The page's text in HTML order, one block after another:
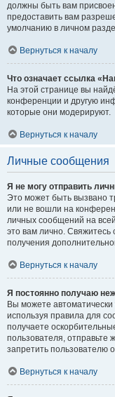
должны быть вам
предоставить вам
умолчанию в личном
Вернуться к началу
Что означает ссылка
На этой странице вы
конференции и другую
которые они модерируют.
Вернуться к началу
Личные сообщения
Я не могу отправить
Это может быть вызвано
или не вошли на
личных сообщений на
это вам лично.
получения
Вернуться к началу
Я постоянно получаю
Вы можете
используя правила для
получаете
пользователя,
запретить пользователю
Вернуться к началу